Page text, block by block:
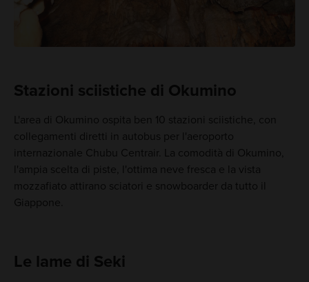
Stazioni sciistiche di Okumino
L'area di Okumino ospita ben 10 stazioni sciistiche, con
collegamenti diretti in autobus per l'aeroporto
internazionale Chubu Centrair. La comodità di Okumino,
l'ampia scelta di piste, l'ottima neve fresca e la vista
mozzafiato attirano sciatori e snowboarder da tutto il
Giappone.
Le lame di Seki